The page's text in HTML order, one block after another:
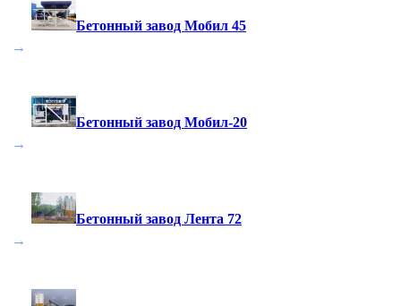
→
Бетонный завод Мобил 45
→
Бетонный завод Мобил-20
→
Бетонный завод Лента 72